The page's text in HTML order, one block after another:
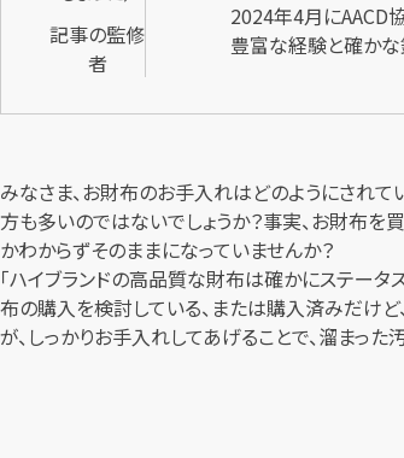
記事の監修
者
2024年4月にAACD
豊富な経験と確か
みなさま、お財布のお手入れはどのようにされ
方も多いのではないでしょうか？事実、お財布を
かわからずそのままになっていませんか？
「ハイブランドの高品質な財布は確かにステータ
布の購入を検討している、または購入済みだけ
が、しっかりお手入れしてあげることで、溜まっ